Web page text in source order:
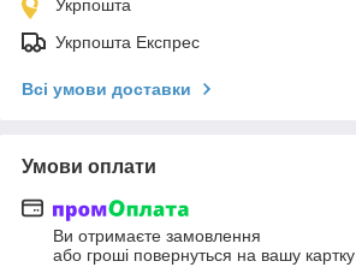
Укрпошта
Укрпошта Експрес
Всі умови доставки
Умови оплати
Ви отримаєте замовлення
або гроші повернуться на вашу картку